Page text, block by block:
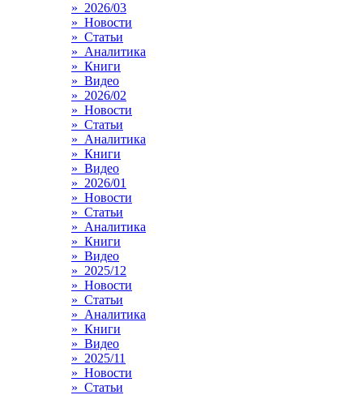
» 2026/03
» Новости
» Статьи
» Аналитика
» Книги
» Видео
» 2026/02
» Новости
» Статьи
» Аналитика
» Книги
» Видео
» 2026/01
» Новости
» Статьи
» Аналитика
» Книги
» Видео
» 2025/12
» Новости
» Статьи
» Аналитика
» Книги
» Видео
» 2025/11
» Новости
» Статьи